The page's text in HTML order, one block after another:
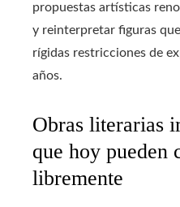
propuestas artísticas
y reinterpretar figuras
rígidas restricciones de
años.
Obras literarias
que hoy pueden
libremente